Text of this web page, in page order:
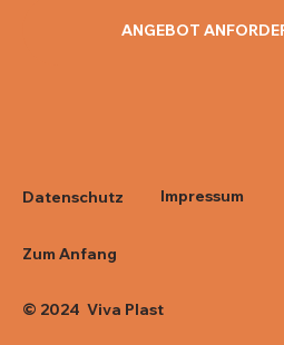
ANGEBOT
Datenschutz
Zum Anfang
© 2024 Viva Plast
Impressum